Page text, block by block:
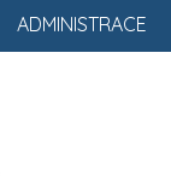
ADMINISTRACE